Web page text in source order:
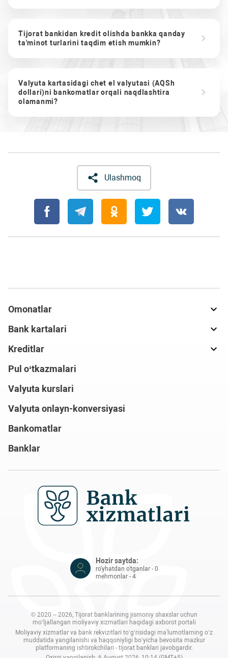
Tijorat bankidan kredit olishda bankka qanday
ta'minot turlarini taqdim etish mumkin?
Valyuta kartasidagi chet el valyutasi (AQSh
dollari)ni bankomatlar orqali naqdlashtira
olamanmi?
Ulashmoq
Omonatlar
Bank kartalari
Kreditlar
Pul o‘tkazmalari
Valyuta kurslari
Valyuta onlayn-konversiyasi
Bankomatlar
Banklar
Hozir saytda:
ro'yhatdan o'tganlar - 0
mehmonlar - 4
© 2020 – 2026, Tijorat banklarining jismoniy shaxslar uchun
mo‘ljallangan moliyaviy xizmatlari haqidagi axborot portali
Moliyaviy xizmatlar va bank rekvizitlari to‘g‘risidagi ma'lumotlarning o‘z
muddatida yangilanishi va haqqoniyligi bo‘yicha bevosita mazkur
platformaning ishtirokchilari - tijorat banklari javobgardir.